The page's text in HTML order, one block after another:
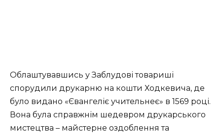
Облаштувавшись у Заблудові товариші
спорудили друкарню на кошти Ходкевича, де
було видано «Євангеліє учительнеє» в 1569 році.
Вона була справжнім шедевром друкарського
мистецтва – майстерне оздоблення та